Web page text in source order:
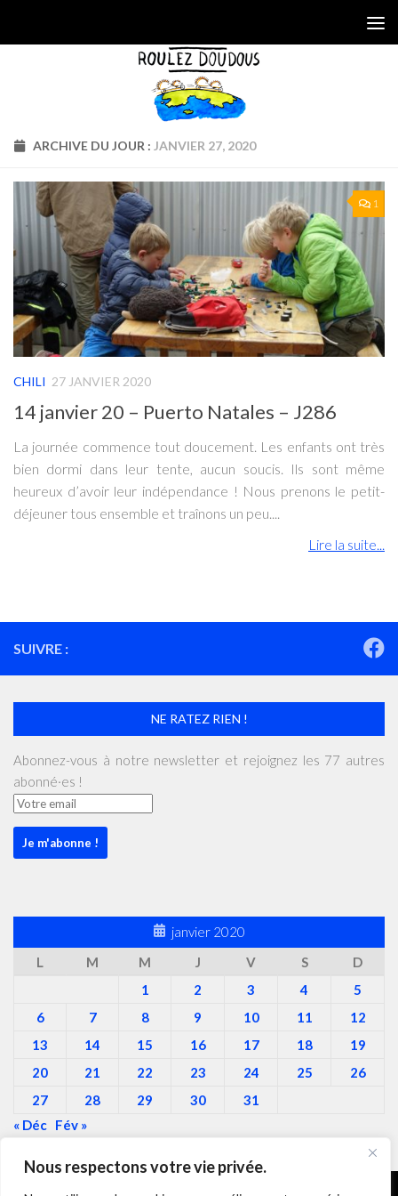
Nous respectons votre vie privée.
ARCHIVE DU JOUR : JANVIER 27, 2020
1
CHILI 27 JANVIER 2020
14 janvier 20 – Puerto Natales – J286
La journée commence tout doucement. Les enfants ont très
bien dormi dans leur tente, aucun soucis. Ils sont même
heureux d’avoir leur indépendance ! Nous prenons le petit-
déjeuner tous ensemble et traînons un peu....
Lire la suite...
SUIVRE :
NE RATEZ RIEN !
Abonnez-vous à notre newsletter et rejoignez les 77 autres
abonné·es !
janvier 2020
L
M M J V S
D
1
2 3 4
5
6
7 8 9 10 11
12
13
14 15 16 17 18
19
20
21 22 23 24 25
26
27
28 29 30
31
« Déc Fév »